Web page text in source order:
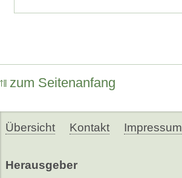
zum Seitenanfang
Übersicht Kontakt Impressum
Herausgeber